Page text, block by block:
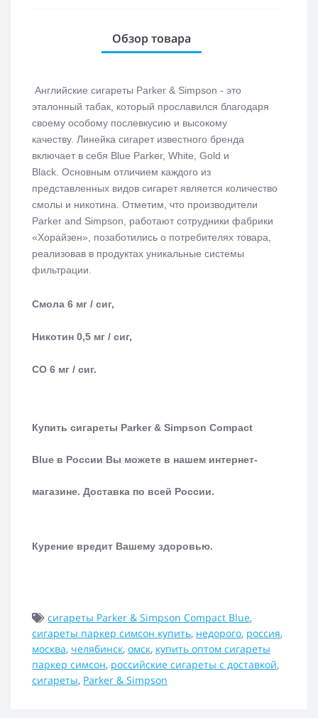
Обзор товара
Английские сигареты Parker & Simpson - это
эталонный табак, который прославился благодаря
своему особому послевкусию и высокому
качеству. Линейка сигарет известного бренда
включает в себя Blue Parker, White, Gold и
Black. Основным отличием каждого из
представленных видов сигарет является количество
смолы и никотина. Отметим, что производители
Parker and Simpson, работают сотрудники фабрики
«Хорайзен», позаботились о потребителях товара,
реализовав в продуктах уникальные системы
фильтрации.
Смола 6 мг / сиг,
Никотин 0,5 мг / сиг,
СО 6 мг / сиг.
Купить сигареты Parker & Simpson Compact
Blue в России Вы можете в нашем интернет-
магазине. Доставка по всей России.
Курение вредит Вашему здоровью.
сигареты Parker & Simpson Compact Blue,
сигареты паркер симсон купить, недорого, россия,
москва, челябинск, омск, купить оптом сигареты
паркер симсон, российские сигареты с доставкой,
сигареты, Parker & Simpson